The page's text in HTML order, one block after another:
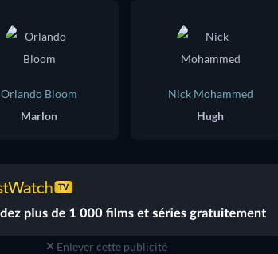
Orlando Bloom
Marlon
Nick Mohammed
Hugh
Enlever cette publicité